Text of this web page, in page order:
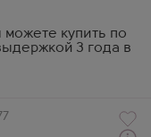
купить по
3 года в